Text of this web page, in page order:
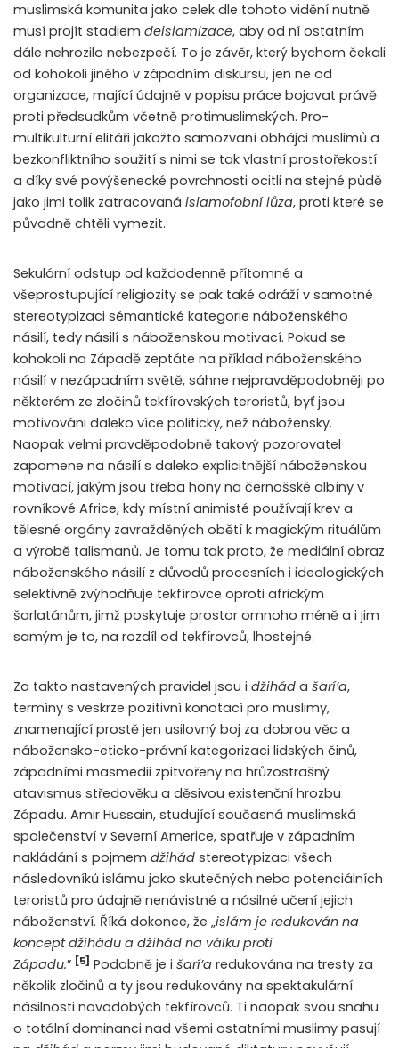
muslimská komunita jako celek dle tohoto vidění nutně
musí projít stadiem deislamizace, aby od ní ostatním
dále nehrozilo nebezpečí. To je závěr, který bychom čekali
od kohokoli jiného v západním diskursu, jen ne od
organizace, mající údajně v popisu práce bojovat právě
proti předsudkům včetně protimuslimských. Pro-
multikulturní elitáři jakožto samozvaní obhájci muslimů a
bezkonfliktního soužití s nimi se tak vlastní prostořekostí
a díky své povýšenecké povrchnosti ocitli na stejné půdě
jako jimi tolik zatracovaná islamofobní lůza, proti které se
původně chtěli vymezit.
Sekulární odstup od každodenně přítomné a
všeprostupující religiozity se pak také odráží v samotné
stereotypizaci sémantické kategorie náboženského
násilí, tedy násilí s náboženskou motivací. Pokud se
kohokoli na Západě zeptáte na příklad náboženského
násilí v nezápadním světě, sáhne nejpravděpodobněji po
některém ze zločinů tekfírovských teroristů, byť jsou
motivováni daleko více politicky, než nábožensky.
Naopak velmi pravděpodobně takový pozorovatel
zapomene na násilí s daleko explicitnější náboženskou
motivací, jakým jsou třeba hony na černošské albíny v
rovníkové Africe, kdy místní animisté používají krev a
tělesné orgány zavražděných obětí k magickým rituálům
a výrobě talismanů. Je tomu tak proto, že mediální obraz
náboženského násilí z důvodů procesních i ideologických
selektivně zvýhodňuje tekfírovce oproti africkým
šarlatánům, jimž poskytuje prostor omnoho méně a i jim
samým je to, na rozdíl od tekfírovců, lhostejné.
Za takto nastavených pravidel jsou i džihád a šarí’a,
termíny s veskrze pozitivní konotací pro muslimy,
znamenající prostě jen usilovný boj za dobrou věc a
nábožensko-eticko-právní kategorizaci lidských činů,
západními masmedii zpitvořeny na hrůzostrašný
atavismus středověku a děsivou existenční hrozbu
Západu. Amir Hussain, studující současná muslimská
společenství v Severní Americe, spatřuje v západním
nakládání s pojmem džihád stereotypizaci všech
následovníků islámu jako skutečných nebo potenciálních
teroristů pro údajně nenávistné a násilné učení jejich
náboženství. Říká dokonce, že „islám je redukován na
koncept džihádu a džihád na válku proti
Západu.” [5] Podobně je i šarí’a redukována na tresty za
několik zločinů a ty jsou redukovány na spektakulární
násilnosti novodobých tekfírovců. Ti naopak svou snahu
o totální dominanci nad všemi ostatními muslimy pasují